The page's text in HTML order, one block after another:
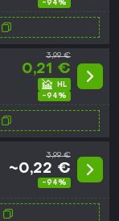
-94%
3,99 €
0,21 €
-94%
3,99 €
~0,22 €
-94%